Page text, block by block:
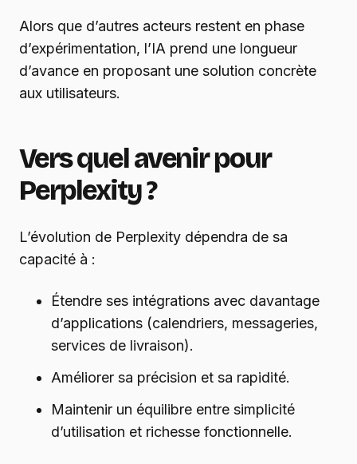
Alors que d’autres acteurs restent en phase
d’expérimentation, l’IA prend une longueur
d’avance en proposant une solution concrète
aux utilisateurs.
Vers quel avenir pour
Perplexity ?
L’évolution de Perplexity dépendra de sa
capacité à :
Étendre ses intégrations avec davantage
d’applications (calendriers, messageries,
services de livraison).
Améliorer sa précision et sa rapidité.
Maintenir un équilibre entre simplicité
d’utilisation et richesse fonctionnelle.